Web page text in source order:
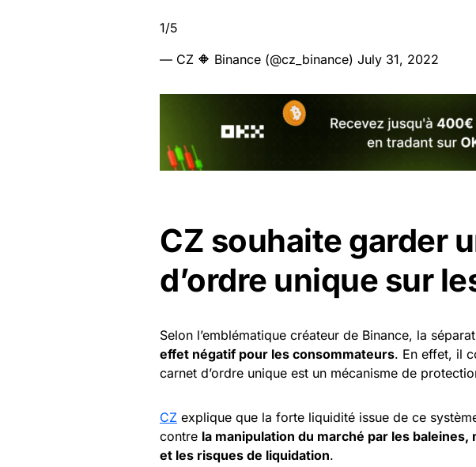
1/5
— CZ 🔶 Binance (@cz_binance) July 31, 2022
CZ souhaite garder
d’ordre unique sur
Selon l’emblématique créateur de Binance, la
effet négatif pour les consommateurs. En effet, il
carnet d’ordre unique est un mécanisme de
CZ explique que la forte liquidité issue de ce
contre la manipulation du marché par les
et les risques de liquidation.